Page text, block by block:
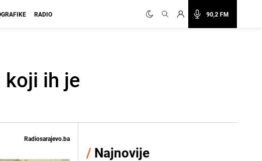
90,2 FM
RADIO
koji ih je
Radiosarajevo.ba
/ Najnovije